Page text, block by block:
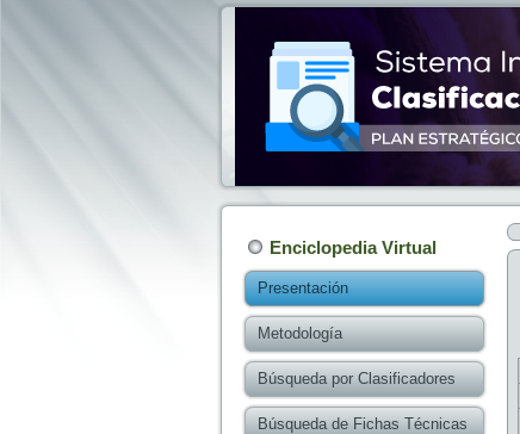
Enciclopedia Virtual
Presentación
Metodología
Búsqueda por Clasificadores
Búsqueda de Fichas Técnicas